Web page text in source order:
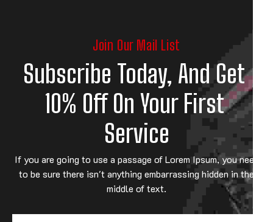
Join Our Mail List
Subscribe Today, And Get
10% Off On Your First
Service
If you are going to use a passage of Lorem Ipsum, you need
to be sure there isn't anything embarrassing hidden in the
middle of text.